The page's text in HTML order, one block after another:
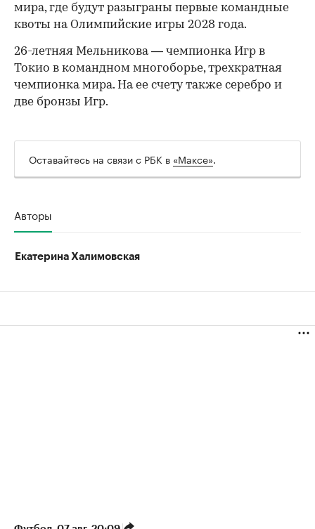
мира, где будут разыграны первые командные
квоты на Олимпийские игры 2028 года.
26-летняя Мельникова — чемпионка Игр в
Токио в командном многоборье, трехкратная
чемпионка мира. На ее счету также серебро и
две бронзы Игр.
Оставайтесь на связи с РБК в «Максе».
Авторы
Екатерина Халимовская